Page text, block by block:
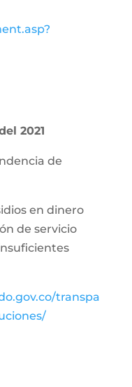
2021
de
en dinero
de servicio
transpa